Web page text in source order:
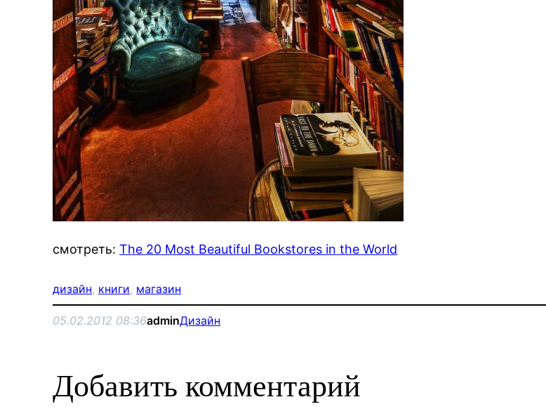
смотреть:The 20 Most Beautiful Bookstores in the World
дизайн, книги, магазин
05.02.2012 08:36adminДизайн
Добавить комментарий